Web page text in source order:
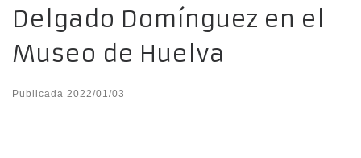
Delgado Domínguez en el
Museo de Huelva
Publicada 2022/01/03